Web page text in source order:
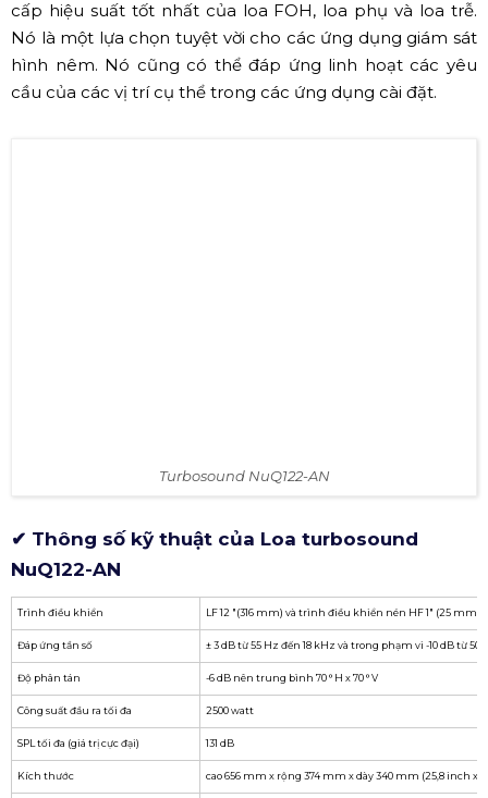
cấp hiệu suất tốt nhất của loa FOH, loa phụ và loa trễ.
Nó là một lựa chọn tuyệt vời cho các ứng dụng giám sát
hình nêm. Nó cũng có thể đáp ứng linh hoạt các yêu
cầu của các vị trí cụ thể trong các ứng dụng cài đặt.